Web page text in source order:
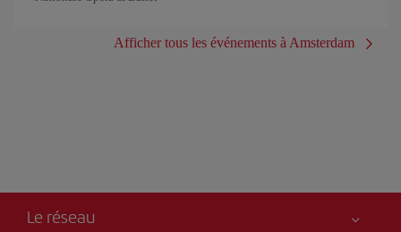
Afficher tous les événements à Amsterdam
Le réseau